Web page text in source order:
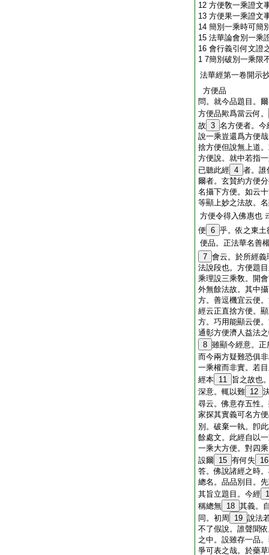
12 方便敎一乘證文
13 方便果一乘證文
14 簡別一乘時可簡
15 法華論會別一乘
16 會行義引何文證
1 7簡別破別一乘限
法華經第一卷開示
方便品
問。就今品題目。
方便品歟爲當云何。
故 3 名方便者。今
說一乘豈還爲方便
捨方便但說無上道
方便說。就中若指
已聽此經 4 者。誰
爾者。玄賛約方便
名攝下方便。如云
等顯上妙之法故。
方便令得入佛惠也
便 6 乎。依之東土
便品。正法華名善
7 會云。於所經
法說段也。方便題
乘理設三乘敎。開
外無餘法故。其中
方。善逗機宜云便
經云正直捨方便。
方。巧用能顯云便
通彰方便濟人益法
8 雖顯今經意。正
而今兩方疑難恐俱
一乘權而非實。若
經本 11
旨之故也
深意。輒以難 12
尋云。佛意存五性
家探其實義可名方
別。破棄一執。卽
餘處文。此經自以
一乘大方便。對四
設爾
15 有何失
16
答。佛說諸經之時
總名。品品別目。
其旨立題目。今經
稱總無 18 其義。
同。初周
19 說法
不了假說。誰聲聞
之中。設雖存一品
爭可表之哉。於藥